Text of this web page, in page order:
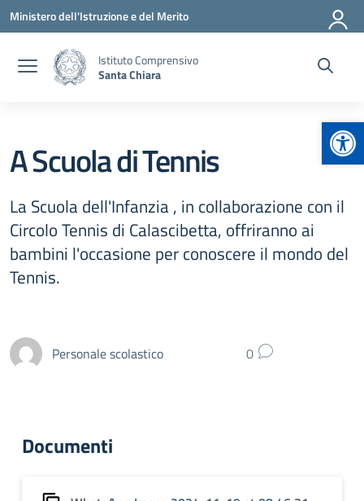
Vai ai contenuti
Vai al menu di navigazione
Vai al footer
Ministero dell'Istruzione e del Merito
Istituto Comprensivo
Santa Chiara
A Scuola di Tennis
La Scuola dell'Infanzia , in collaborazione con il
Circolo Tennis di Calascibetta, offriranno ai
bambini l'occasione per conoscere il mondo del
Tennis.
Personale scolastico 0
Documenti